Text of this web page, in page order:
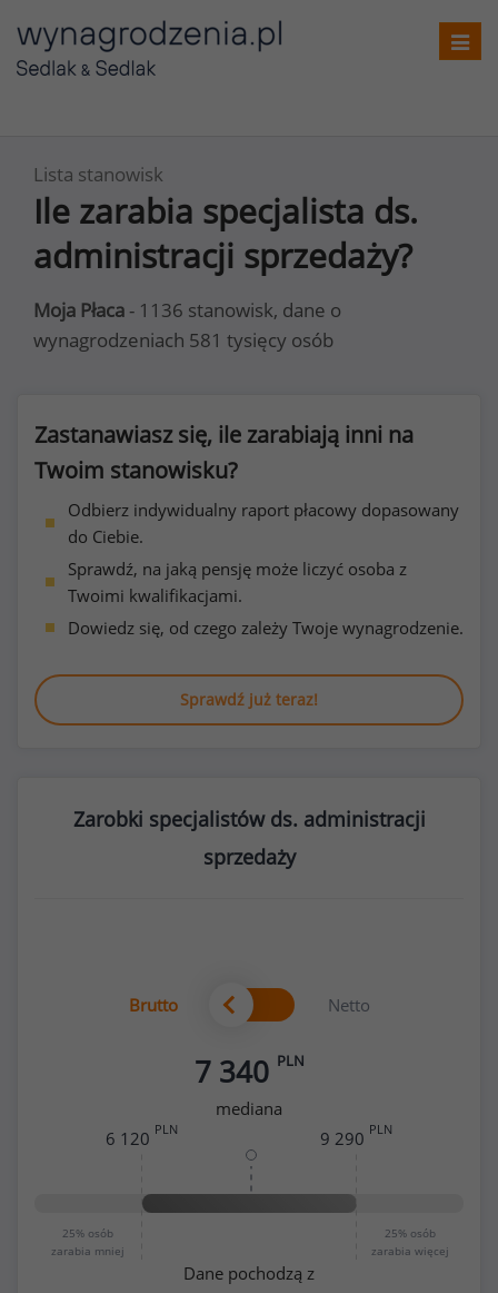
Lista stanowisk
Ile zarabia specjalista ds.
administracji sprzedaży?
Moja Płaca - 1136 stanowisk, dane o
wynagrodzeniach 581 tysięcy osób
Zastanawiasz się, ile zarabiają inni na
Twoim stanowisku?
Odbierz indywidualny raport płacowy dopasowany
do Ciebie.
Sprawdź, na jaką pensję może liczyć osoba z
Twoimi kwalifikacjami.
Dowiedz się, od czego zależy Twoje wynagrodzenie.
Sprawdź już teraz!
Zarobki specjalistów ds. administracji
sprzedaży
Brutto Netto
7 340 PLN
mediana
25% osób
zarabia mniej
25% osób
zarabia więcej
6 120 PLN 9 290 PLN
Dane pochodzą z